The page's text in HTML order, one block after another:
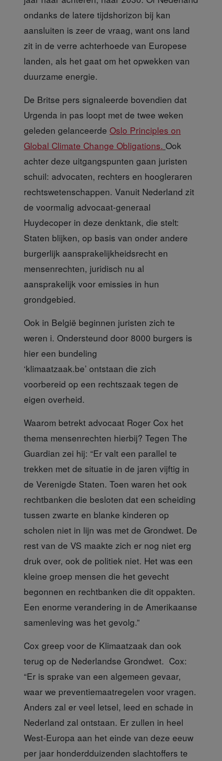
ondanks de latere tijdshorizon bij kan
aansluiten is zeer de vraag, want ons land
zit in de verre achterhoede van Europese
landen, als het gaat om het opwekken van
duurzame energie.
De Britse pers signaleerde bovendien dat
Urgenda in pas loopt met de twee weken
geleden gelanceerde Oslo Principles on
Global Climate Change Obligations. Ook
achter deze uitgangspunten gaan juristen
schuil: advocaten, rechters en hoogleraren
rechtswetenschappen. Vanuit Nederland zit
de voormalig advocaat-generaal
Huydecoper in deze denktank, die stelt:
Staten blijken, op basis van onder andere
burgerlijk aansprakelijkheidsrecht en
mensenrechten, juridisch nu al
aansprakelijk voor emissies in hun
grondgebied.
Ook in België beginnen juristen zich te
weren i. Ondersteund door 8000 burgers is
hier een bundeling
‘klimaatzaak.be’ ontstaan die zich
voorbereid op een rechtszaak tegen de
eigen overheid.
Waarom betrekt advocaat Roger Cox het
thema mensenrechten hierbij? Tegen The
Guardian zei hij: “Er valt een parallel te
trekken met de situatie in de jaren vijftig in
de Verenigde Staten. Toen waren het ook
rechtbanken die besloten dat een scheiding
tussen zwarte en blanke kinderen op
scholen niet in lijn was met de Grondwet. De
rest van de VS maakte zich er nog niet erg
druk over, ook de politiek niet. Het was een
kleine groep mensen die het gevecht
begonnen en rechtbanken die dit oppakten.
Een enorme verandering in de Amerikaanse
samenleving was het gevolg.”
Cox greep voor de Klimaatzaak dan ook
terug op de Nederlandse Grondwet. Cox:
“Er is sprake van een algemeen gevaar,
waar we preventiemaatregelen voor vragen.
Anders zal er veel letsel, leed en schade in
Nederland zal ontstaan. Er zullen in heel
West-Europa aan het einde van deze eeuw
per jaar honderdduizenden slachtoffers te